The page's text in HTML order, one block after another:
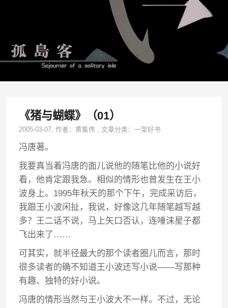
《猪与蝴蝶》（01）
2005-03-07, 作者：黄集伟 ,文章分类：一架好书
冯唐著。
我要真当着冯唐的面儿说他的随笔比他的小说好
看，他肯定跟我急。相似的情形也曾发生在王小
波身上。1995年秋天的那个下午，完成采访后，
我跟王小波闲扯，我说，好像这几年随笔越写越
多？王二话不说，马上矢口否认，连唾沫星子都
飞出来了……
可其实，就半径最大的那个读者圈儿而言，那时
很多读者的确不知道王小波还写小说——写那种
有趣、独特的好小说。
冯唐的情形当然与王小波大不一样。不过，无论